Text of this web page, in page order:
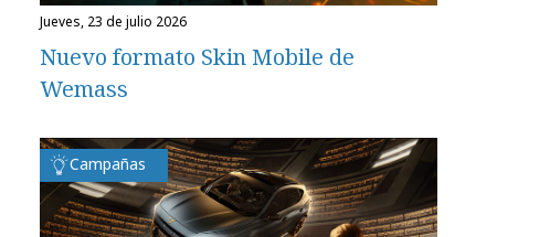
jueves, 23 de julio 2026
Nuevo formato Skin Mobile de
Wemass
Campañas